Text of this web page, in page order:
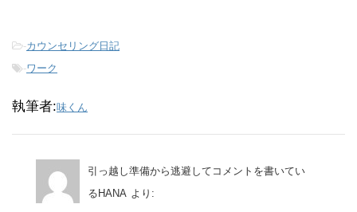
-カウンセリング日記
-ワーク
執筆者:味くん
引っ越し準備から逃避してコメントを書いてい
るHANA より: